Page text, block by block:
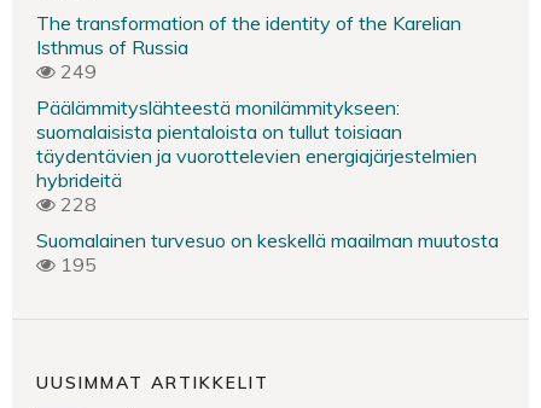
The transformation of the identity of the Karelian
Isthmus of Russia
249
Päälämmityslähteestä monilämmitykseen:
suomalaisista pientaloista on tullut toisiaan
täydentävien ja vuorottelevien energiajärjestelmien
hybrideitä
228
Suomalainen turvesuo on keskellä maailman muutosta
195
UUSIMMAT ARTIKKELIT